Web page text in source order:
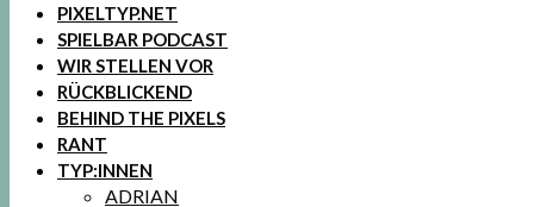
PIXELTYP.NET
SPIELBAR PODCAST
WIR STELLEN VOR
RÜCKBLICKEND
BEHIND THE PIXELS
RANT
TYP:INNEN
ADRIAN